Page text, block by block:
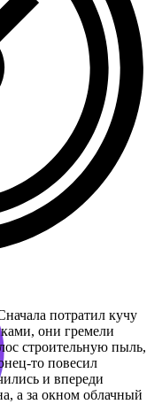
потратил кучу
они гремели
строительную пыль,
то повесил
и впереди
а за окном облачный